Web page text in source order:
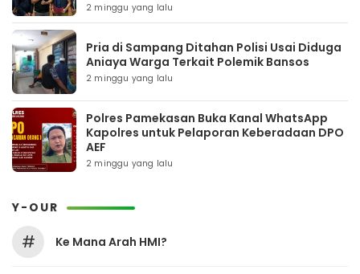
2 minggu yang lalu
Pria di Sampang Ditahan Polisi Usai Diduga
Aniaya Warga Terkait Polemik Bansos
2 minggu yang lalu
Polres Pamekasan Buka Kanal WhatsApp
Kapolres untuk Pelaporan Keberadaan DPO
AEF
2 minggu yang lalu
Y-OUR
# Ke Mana Arah HMI?